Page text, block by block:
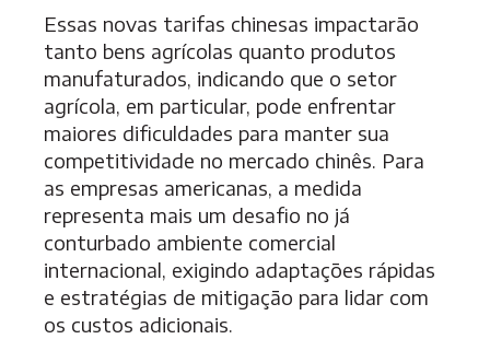
Essas novas tarifas chinesas impactarão
tanto bens agrícolas quanto produtos
manufaturados, indicando que o setor
agrícola, em particular, pode enfrentar
maiores dificuldades para manter sua
competitividade no mercado chinês. Para
as empresas americanas, a medida
representa mais um desafio no já
conturbado ambiente comercial
internacional, exigindo adaptações rápidas
e estratégias de mitigação para lidar com
os custos adicionais.